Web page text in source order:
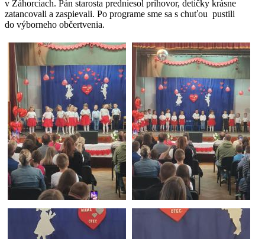
v Záhorciach. Pán starosta predniesol príhovor, detičky krásne
zatancovali a zaspievali. Po programe sme sa s chuťou pustili
do výborneho občertvenia.